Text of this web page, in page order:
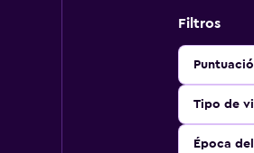
Filtros
Tipo de
Época